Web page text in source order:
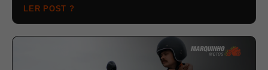
LER POST ?